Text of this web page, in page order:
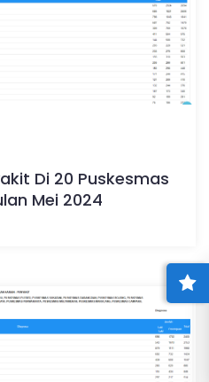
Di 20 Puskesmas
Mei 2024